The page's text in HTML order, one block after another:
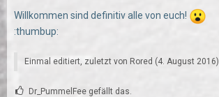
Willkommen sind definitiv alle von euch!
:thumbup:
Einmal editiert, zuletzt von Rored (4. August 2016)
Dr_PummelFee gefällt das.